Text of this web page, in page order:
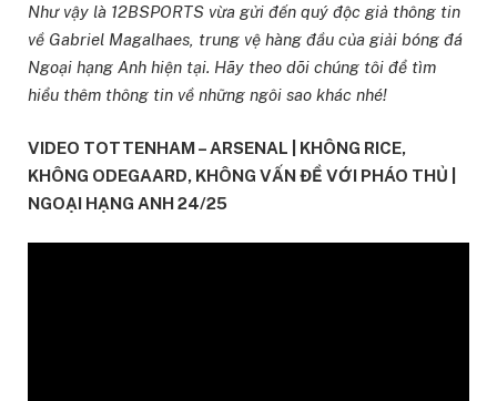
Như vậy là 12BSPORTS vừa gửi đến quý độc giả thông tin
về Gabriel Magalhaes, trung vệ hàng đầu của giải bóng đá
Ngoại hạng Anh hiện tại. Hãy theo dõi chúng tôi để tìm
hiểu thêm thông tin về những ngôi sao khác nhé!
VIDEO TOTTENHAM – ARSENAL | KHÔNG RICE,
KHÔNG ODEGAARD, KHÔNG VẤN ĐỀ VỚI PHÁO THỦ |
NGOẠI HẠNG ANH 24/25